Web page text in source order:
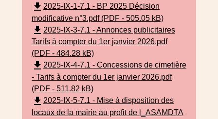
file_download 2025-IX-1-7.1 - BP 2025 Décision
modificative n°3.pdf (PDF - 505.05 kB)
file_download 2025-IX-3-7.1 - Annonces publicitaires
Tarifs à compter du 1er janvier 2026.pdf
(PDF - 484.28 kB)
file_download 2025-IX-4-7.1 - Concessions de cimetière
- Tarifs à compter du 1er janvier 2026.pdf
(PDF - 511.82 kB)
file_download 2025-IX-5-7.1 - Mise à disposition des
locaux de la mairie au profit de l_ASAMDTA